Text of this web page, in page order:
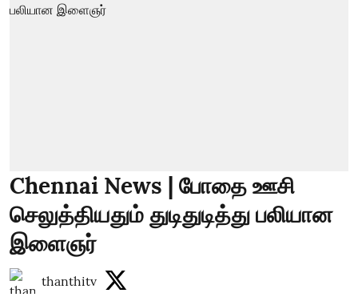
Chennai News | போதை ஊசி
செலுத்தியதும் துடிதுடித்து பலியான
இளைஞர்
thanthitv